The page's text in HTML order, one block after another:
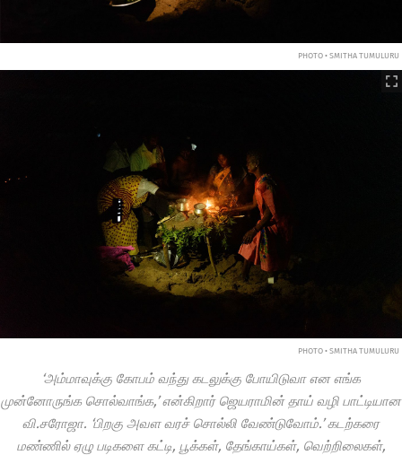
PHOTO • SMITHA TUMULURU
PHOTO • SMITHA TUMULURU
‘அம்மாவுக்கு கோபம் வந்து கடலுக்கு போயிடுவா என எங்க
முன்னோருங்க சொல்வாங்க,’ என்கிறார் ஜெயராமின் தாய் வழி பாட்டியான
வி.சரோஜா. ‘பிறகு அவள வரச் சொல்லி வேண்டுவோம்.’ கடற்கரை
மண்ணில் ஏழு படிகளை கட்டி, பூக்கள், தேங்காய்கள், வெற்றிலைகள்,